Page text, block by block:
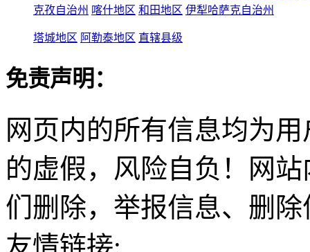
克孜自治州 喀什地区 和田地区 伊犁哈萨克自治州
塔城地区 阿勒泰地区 直辖县级
免责声明：
网页内的所有信息均为
的虚假，风险自负！网
们删除，举报信息、删